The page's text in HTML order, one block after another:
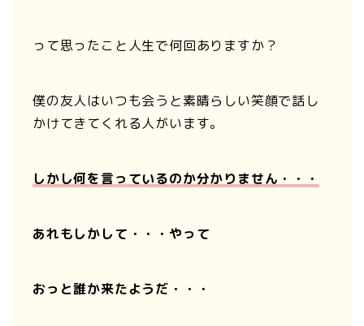
って思ったこと人生で何回ありますか？
僕の友人はいつも会うと素晴らしい笑顔で話し
かけてきてくれる人がいます。
しかし何を言っているのか分かりません・・・
あれもしかして・・・やって
おっと誰か来たようだ・・・